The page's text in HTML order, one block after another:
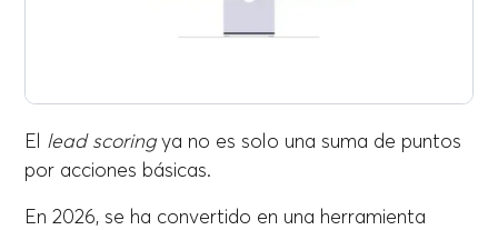
El lead scoringya no es solo una suma de puntos
por acciones básicas.
En 2026, se ha convertido en una herramienta